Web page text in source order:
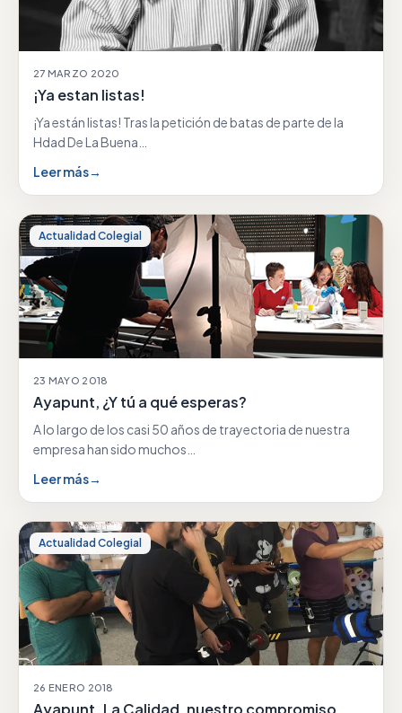
27 MARZO 2020
¡Ya estan listas!
¡Ya están listas! Tras la petición de batas de parte de la
Hdad De La Buena…
Leer más→
Actualidad Colegial
23 MAYO 2018
Ayapunt, ¿Y tú a qué esperas?
A lo largo de los casi 50 años de trayectoria de nuestra
empresa han sido muchos…
Leer más→
Actualidad Colegial
26 ENERO 2018
Ayapunt. La Calidad, nuestro compromiso